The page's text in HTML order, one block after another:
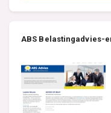
ABS Belastingadvies-